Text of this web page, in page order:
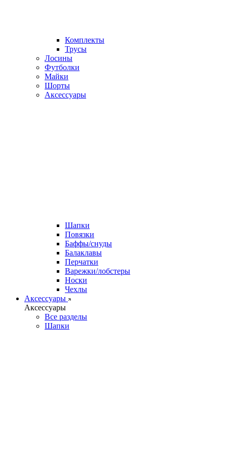
Комплекты
Трусы
Лосины
Футболки
Майки
Шорты
Аксессуары
Шапки
Повязки
Баффы/снуды
Балаклавы
Перчатки
Варежки/лобстеры
Носки
Чехлы
Аксессуары
Аксессуары
Все разделы
Шапки